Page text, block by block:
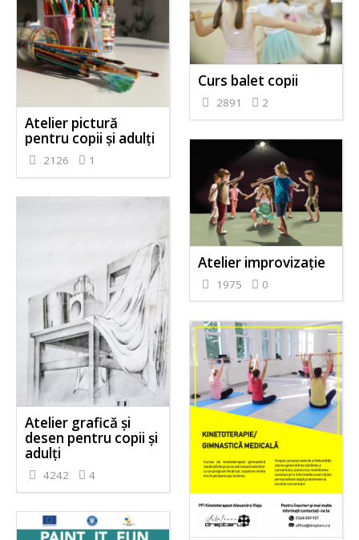
Curs balet copii
2891 2
Atelier pictură
pentru copii și adulți
2126 1
Atelier improvizație
1975 0
Atelier grafică și
desen pentru copii și
adulți
4242 4